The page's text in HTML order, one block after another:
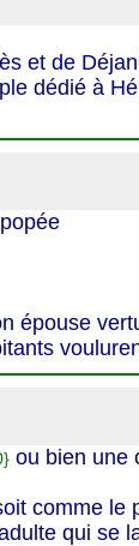
et de
dédié à
épouse
ou bien une
comme
qui se